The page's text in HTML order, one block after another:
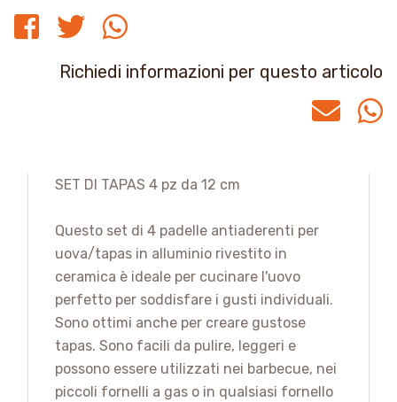
Richiedi informazioni per questo articolo
SET DI TAPAS 4 pz da 12 cm
Questo set di 4 padelle antiaderenti per
uova/tapas in alluminio rivestito in
ceramica è ideale per cucinare l'uovo
perfetto per soddisfare i gusti individuali.
Sono ottimi anche per creare gustose
tapas. Sono facili da pulire, leggeri e
possono essere utilizzati nei barbecue, nei
piccoli fornelli a gas o in qualsiasi fornello